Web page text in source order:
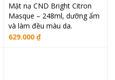
Mặt nạ CND Bright Citron
Masque – 248ml, dưỡng ẩm
và làm đều màu da.
629.000 ₫